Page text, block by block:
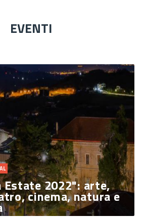
EVENTI
Estate 2022": arte,
cinema, natura e